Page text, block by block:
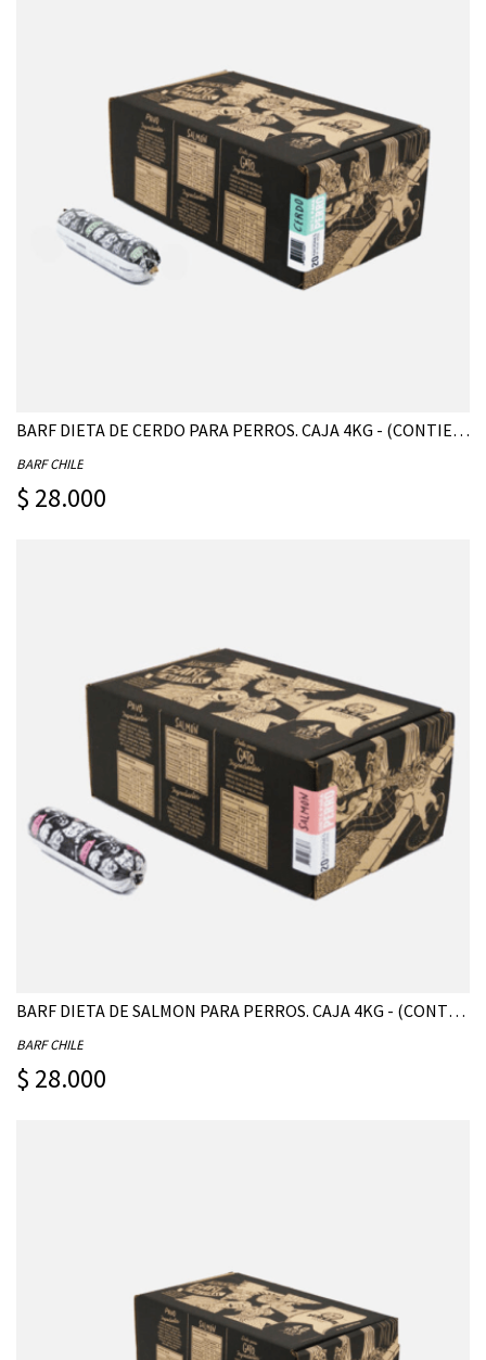
BARF DIETA DE CERDO PARA PERROS. CAJA 4KG - (CONTIENE 20 UNIDADES DE 200G)
BARF CHILE
$ 28.000
BARF DIETA DE SALMON PARA PERROS. CAJA 4KG - (CONTIENE 20 UNIDADES DE 200G)
BARF CHILE
$ 28.000